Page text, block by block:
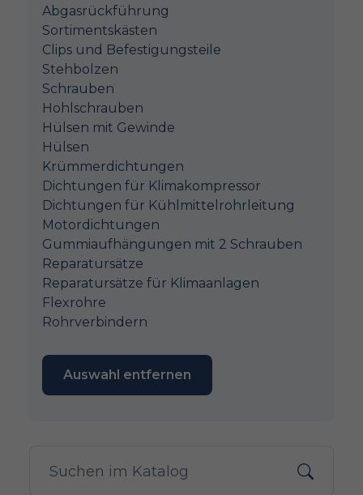
Abgasrückführung
Sortimentskästen
Clips und Befestigungsteile
Stehbolzen
Schrauben
Hohlschrauben
Hülsen mit Gewinde
Hülsen
Krümmerdichtungen
Dichtungen für Klimakompressor
Dichtungen für Kühlmittelrohrleitung
Motordichtungen
Gummiaufhängungen mit 2 Schrauben
Reparatursätze
Reparatursätze für Klimaanlagen
Flexrohre
Rohrverbindern
Auswahl entfernen